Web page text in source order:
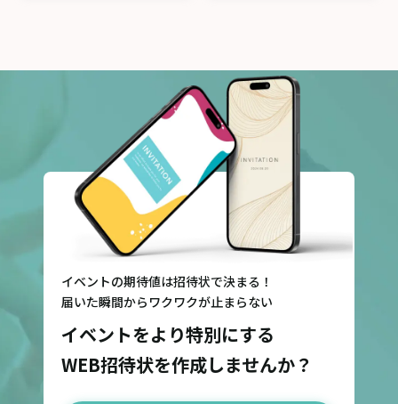
イベントの期待値は招待状で決まる！
届いた瞬間からワクワクが止まらない
イベントをより特別にする
WEB招待状を作成しませんか？